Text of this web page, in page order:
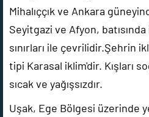
Mihalıççık ve Ankara
Seyitgazi ve Afyon,
sınırları ile çevrilidir.Şehrin
tipi Karasal iklim'dir. Kışları
sıcak ve yağışsızdır.
Uşak, Ege Bölgesi üzerinde